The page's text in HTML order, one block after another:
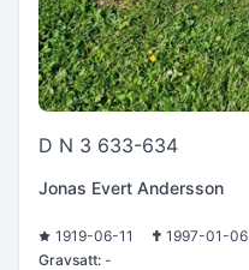
D N 3 633-634
Jonas Evert Andersson
1919-06-11
1997-01-06
Gravsatt: -